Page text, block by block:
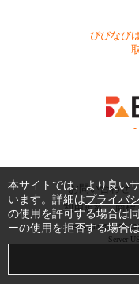
びびなび
-
お問い合わせ
利用規約
商標
Copyright © 1999-
Server
本サイトでは、より良い
います。詳細はプライバ
の使用を許可する場合は
ーの使用を拒否する場合